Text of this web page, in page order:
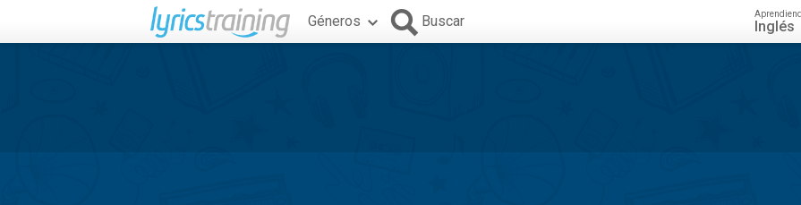
Géneros Buscar Inglés